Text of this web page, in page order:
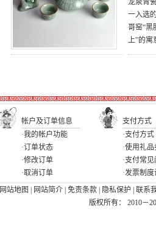
龙泉青
一入选
哥窑“黑
上”的寓
帐户及订单信息
支付方式
·我的帐户功能
·订单状态
·修改订单
·取消订单
·支付方式
·使用礼品
·支付常
·发票制
网站地图
网站简介 免责条款 隐私保护
联系
版权所有： 2010－